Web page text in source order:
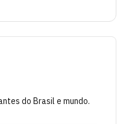
do Brasil e mundo.